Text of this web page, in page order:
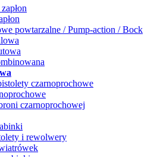
powtarzalne / Pump-action / Bock
czarnoprochowe
czarnoprochowej
i rewolwery